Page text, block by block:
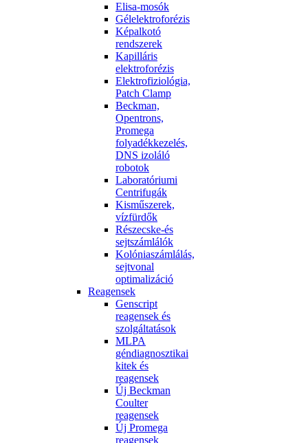
Elisa-mosók
Gélelektroforézis
Képalkotó
rendszerek
Kapilláris
elektroforézis
Elektrofiziológia,
Patch Clamp
Beckman,
Opentrons,
Promega
folyadékkezelés,
DNS izoláló
robotok
Laboratóriumi
Centrifugák
Kisműszerek,
vízfürdők
Részecske-és
sejtszámlálók
Kolóniaszámlálás,
sejtvonal
optimalizáció
Reagensek
Genscript
reagensek és
szolgáltatások
MLPA
géndiagnosztikai
kitek és
reagensek
Új Beckman
Coulter
reagensek
Új Promega
reagensek